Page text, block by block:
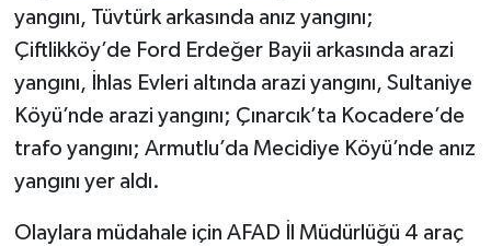
yangını, Tüvtürk arkasında anız yangını;
Çiftlikköy’de Ford Erdeğer Bayii arkasında arazi
yangını, İhlas Evleri altında arazi yangını, Sultaniye
Köyü’nde arazi yangını; Çınarcık’ta Kocadere’de
trafo yangını; Armutlu’da Mecidiye Köyü’nde anız
yangını yer aldı.
Olaylara müdahale için AFAD İl Müdürlüğü 4 araç